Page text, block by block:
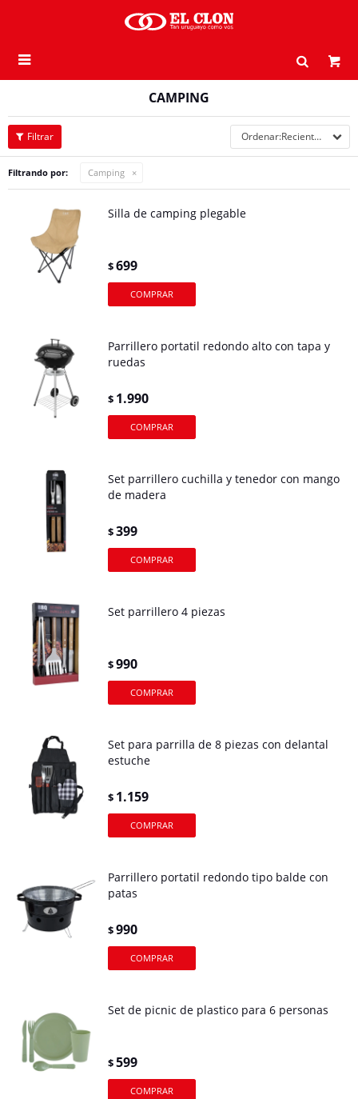

CAMPING
Recientes
Filtrando por: Camping
Silla de camping plegable
$699
Parrillero portatil redondo alto con tapa y
ruedas
$ 1.990
Set parrillero cuchilla y tenedor con mango
de madera
$399
Set parrillero 4 piezas
$990
Set para parrilla de 8 piezas con delantal
estuche
$ 1.159
Parrillero portatil redondo tipo balde con
patas
$990
Set de picnic de plastico para 6 personas
$599